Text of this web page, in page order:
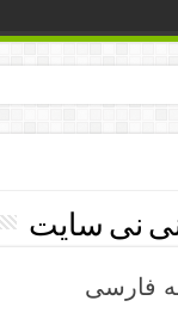
نی سایت
فارسی